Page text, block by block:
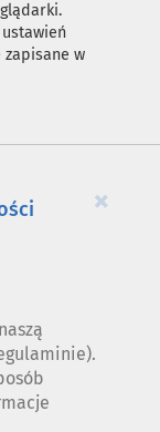
zapisane w
×